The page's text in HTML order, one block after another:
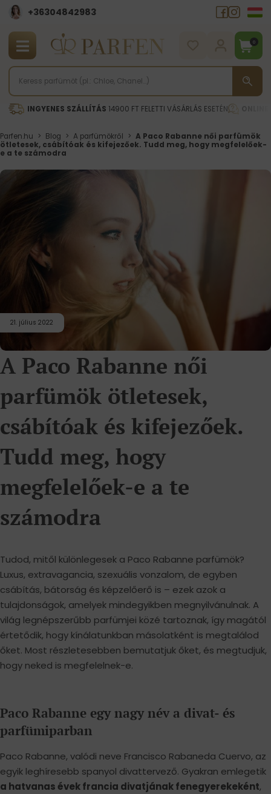
+36304842983
0
INGYENES SZÁLLÍTÁS 14900 FT FELETTI VÁSÁRLÁS ESETÉN
Parfen.hu > Blog > A parfümökről > A Paco Rabanne női parfümök
ötletesek, csábítóak és kifejezőek. Tudd meg, hogy megfelelőek-
e a te számodra
21. július 2022
A Paco Rabanne női
parfümök ötletesek,
csábítóak és kifejezőek.
Tudd meg, hogy
megfelelőek-e a te
számodra
Tudod, mitől különlegesek a Paco Rabanne parfümök?
Luxus, extravagancia, szexuális vonzalom, de egyben
csábítás, bátorság és képzelőerő is – ezek azok a
tulajdonságok, amelyek mindegyikben megnyilvánulnak. A
világ legnépszerűbb parfümjei közé tartoznak, így magától
értetődik, hogy kínálatunkban másolatként is megtalálod
őket. Most részletesebben bemutatjuk őket, és megtudjuk,
hogy neked is megfelelnek-e.
Paco Rabanne egy nagy név a divat- és
parfümiparban
Paco Rabanne, valódi neve Francisco Rabaneda Cuervo, az
egyik leghíresebb spanyol divattervező. Gyakran emlegetik
a hatvanas évek francia divatjának fenegyerekeként,